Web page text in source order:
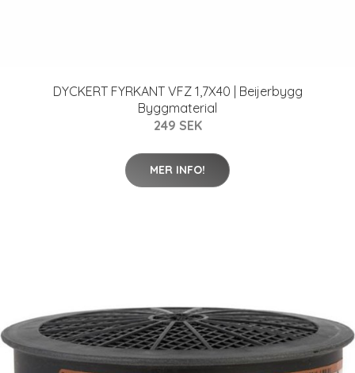
DYCKERT FYRKANT VFZ 1,7X40 | Beijerbygg
Byggmaterial
249 SEK
MER INFO!